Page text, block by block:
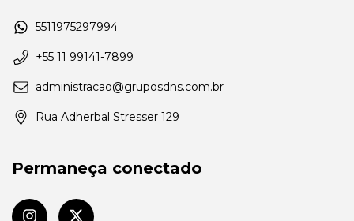
5511975297994
+55 11 99141-7899
administracao@gruposdns.com.br
Rua Adherbal Stresser 129
Permaneça conectado